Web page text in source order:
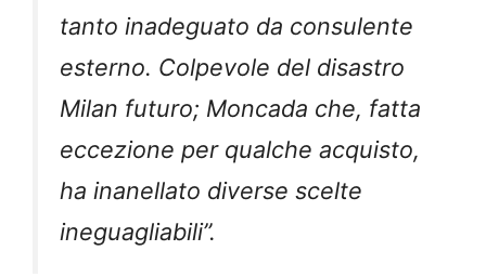
tanto inadeguato da consulente
esterno. Colpevole del disastro
Milan futuro; Moncada che, fatta
eccezione per qualche acquisto,
ha inanellato diverse scelte
ineguagliabili”.